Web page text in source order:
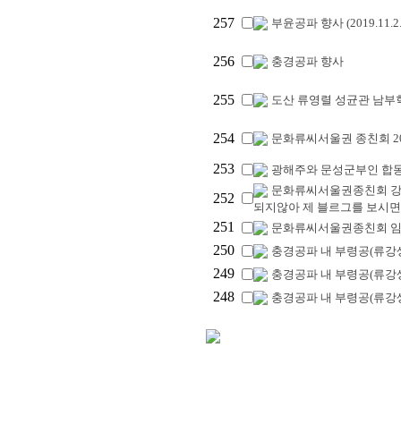
257 부윤공파 향사
256 충경공파 향사
255 도산 류영렬 성균관 남
254 문화류씨서울권 종친회
253 광해주와 문성군부인 합
252
문화류씨서울권종친회
되지않아 제 블르그를 보시
251 문화류씨서울권종친회
250 충경공파 내 부령공(류
249 충경공파 내 부령공(류
248 충경공파 내 부령공(류